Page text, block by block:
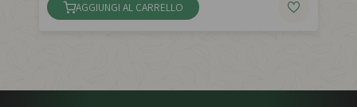
AGGIUNGI AL CARRELLO